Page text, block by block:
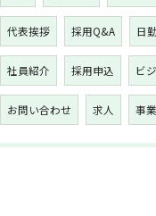
代表挨拶 採用Q&A 日
社員紹介 採用申込 ビ
お問い合わせ 求人 事